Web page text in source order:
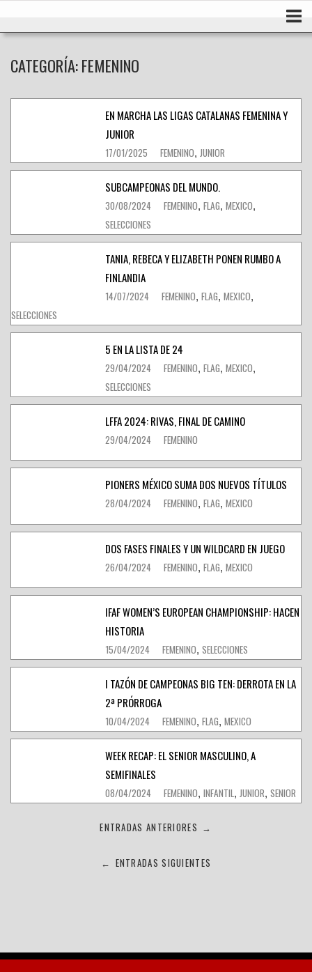
CATEGORÍA:FEMENINO
EN MARCHA LAS LIGAS CATALANAS FEMENINA Y
JUNIOR
17/01/2025 FEMENINO, JUNIOR
SUBCAMPEONAS DEL MUNDO.
30/08/2024 FEMENINO, FLAG, MEXICO,
SELECCIONES
TANIA, REBECA Y ELIZABETH PONEN RUMBO A
FINLANDIA
14/07/2024 FEMENINO, FLAG, MEXICO,
SELECCIONES
5 EN LA LISTA DE 24
29/04/2024 FEMENINO, FLAG, MEXICO,
SELECCIONES
LFFA 2024: RIVAS, FINAL DE CAMINO
29/04/2024 FEMENINO
PIONERS MÉXICO SUMA DOS NUEVOS TÍTULOS
28/04/2024 FEMENINO, FLAG, MEXICO
DOS FASES FINALES Y UN WILDCARD EN JUEGO
26/04/2024 FEMENINO, FLAG, MEXICO
IFAF WOMEN’S EUROPEAN CHAMPIONSHIP: HACEN
HISTORIA
15/04/2024 FEMENINO, SELECCIONES
I TAZÓN DE CAMPEONAS BIG TEN: DERROTA EN LA
2ª PRÓRROGA
10/04/2024 FEMENINO, FLAG, MEXICO
WEEK RECAP: EL SENIOR MASCULINO, A
SEMIFINALES
08/04/2024 FEMENINO, INFANTIL, JUNIOR, SENIOR
ENTRADAS ANTERIORES →
← ENTRADAS SIGUIENTES